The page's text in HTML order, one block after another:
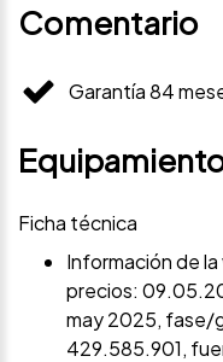
Comentario
Garantía 84
Ficha técnica
Información de
precios:
may 2025, fase/
429.585.901,